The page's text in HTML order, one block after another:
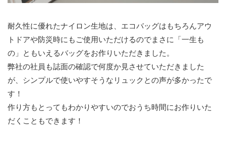
耐久性に優れたナイロン生地は、エコバッグはもちろんアウ
トドアや防災時にもご使用いただけるのでまさに「一生も
の」ともいえるバッグをお作りいただきました。
弊社の社員も誌面の確認で何度か見させていただきました
が、シンプルで使いやすそうなリュックとの声が多かったで
す！
作り方もとってもわかりやすいのでおうち時間にお作りいた
だくこともできます！